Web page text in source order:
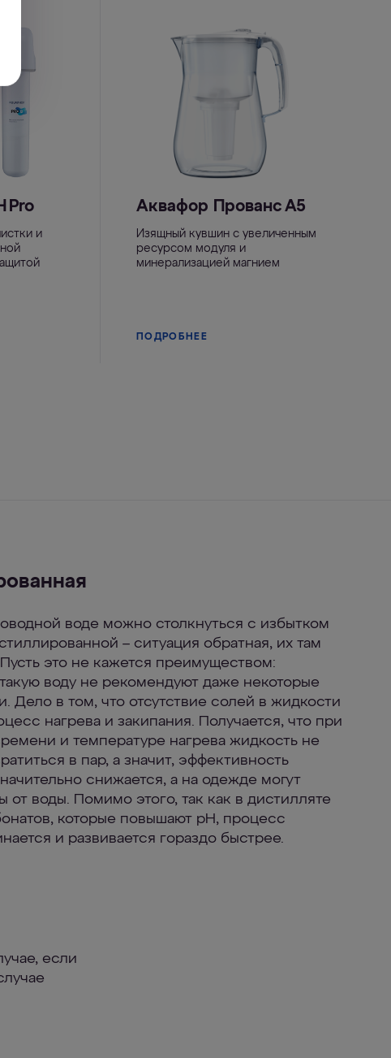
Pro
и
Аквафор Прованс А5
Изящный кувшин с увеличенным
ресурсом модуля и
минерализацией магнием
ПОДРОБНЕЕ
воде можно столкнуться с избытком
– ситуация обратная, их там
это не кажется преимуществом:
воду не рекомендуют даже некоторые
Дело в том, что отсутствие солей в жидкости
нагрева и закипания. Получается, что при
и температуре нагрева жидкость не
в пар, а значит, эффективность
снижается, а на одежде могут
от воды. Помимо этого, так как в дистилляте
которые повышают pH, процесс
и развивается гораздо быстрее.
если